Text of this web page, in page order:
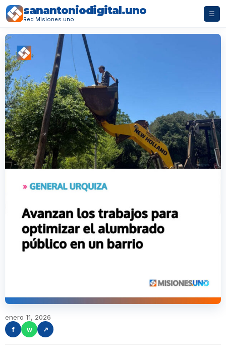
sanantoniodigital.uno
Red Misiones.uno
☰
enero 11, 2026
f
w ↗